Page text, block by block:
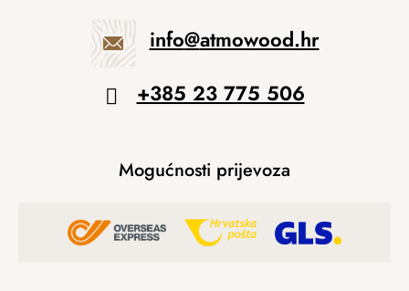
info@atmowood.hr
+385 23 775 506
Mogućnosti prijevoza